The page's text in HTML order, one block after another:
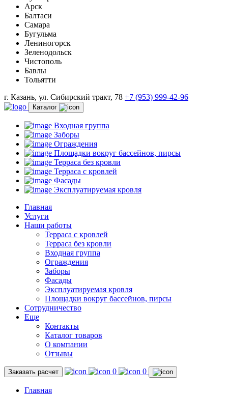
Арск
Балтаси
Самара
Бугульма
Лениногорск
Зеленодольск
Чистополь
Бавлы
Тольятти
г. Казань, ул. Сибирский тракт, 78 +7 (953) 999-42-96
Каталог
Входная группа
Заборы
Ограждения
Площадки вокруг бассейнов, пирсы
Терраса без кровли
Терраса с кровлей
Фасады
Эксплуатируемая кровля
Главная
Услуги
Наши работы
Терраса с кровлей
Терраса без кровли
Входная группа
Ограждения
Заборы
Фасады
Эксплуатируемая кровля
Площадки вокруг бассейнов, пирсы
Сотрудничество
Еще
Контакты
Каталог товаров
О компании
Отзывы
Заказать расчет 0 0
Главная